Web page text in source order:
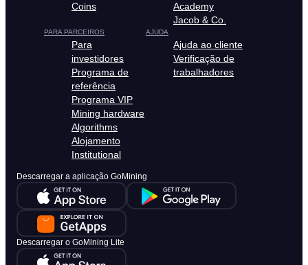
Coins
Academy
Jacob & Co.
PARA PARCEIROS
Para
investidores
Programa de
referência
Programa VIP
Mining hardware
Algorithms
Alojamento
Institutional
AJUDA
Ajuda ao cliente
Verificação de
trabalhadores
Descarregar a aplicação GoMining
Descarregar o GoMining Lite